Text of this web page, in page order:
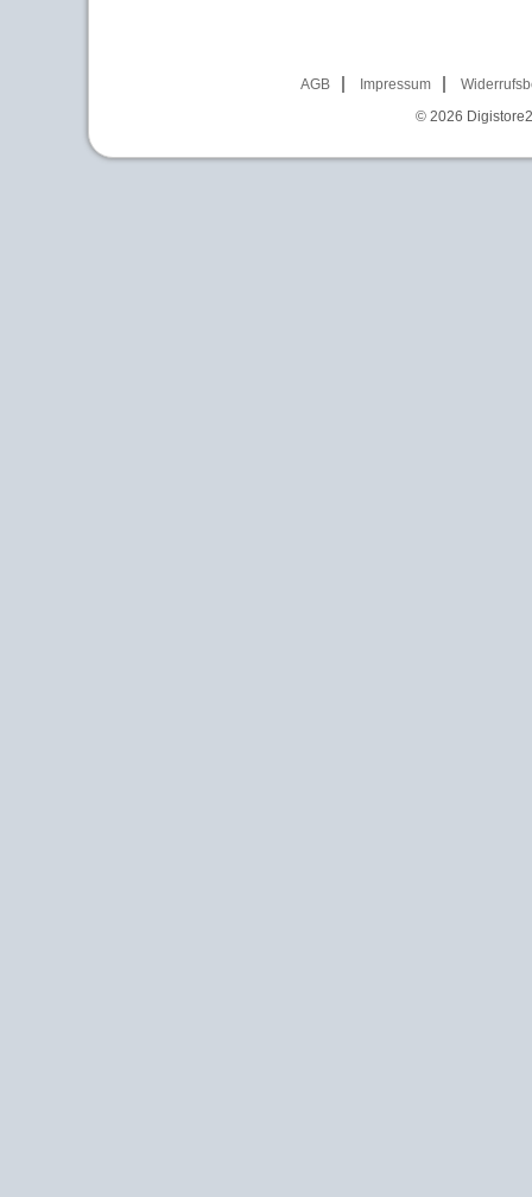
AGB Impressum
© 2026